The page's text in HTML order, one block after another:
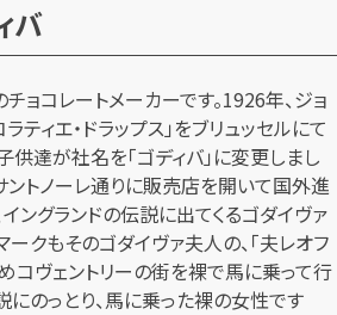
バ
ョコレートメーカーです。1926年、ジョ
ラティエ・ドラップス」をブリュッセルにて
達が社名を「ゴディバ」に変更しまし
ントノーレ通りに販売店を開いて国外進
ングランドの伝説に出てくるゴダイヴァ
クもそのゴダイヴァ夫人の、「夫レオフ
コヴェントリーの街を裸で馬に乗って行
にのっとり、馬に乗った裸の女性です